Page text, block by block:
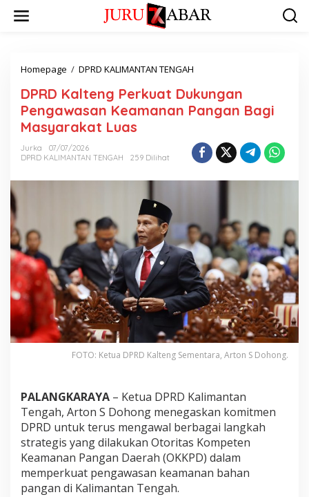
Homepage / DPRD KALIMANTAN TENGAH
DPRD Kalteng Perkuat Dukungan
Pengawasan Keamanan Pangan Bagi
Masyarakat Luas
Jurka
07/07/2026
DPRD KALIMANTAN TENGAH
259 Dilihat
FOTO: Ketua DPRD Kalteng Sementara, Arton S Dohong.
PALANGKARAYA – Ketua DPRD Kalimantan
Tengah, Arton S Dohong menegaskan komitmen
DPRD untuk terus mengawal berbagai langkah
strategis yang dilakukan Otoritas Kompeten
Keamanan Pangan Daerah (OKKPD) dalam
memperkuat pengawasan keamanan bahan
pangan di Kalimantan Tengah.